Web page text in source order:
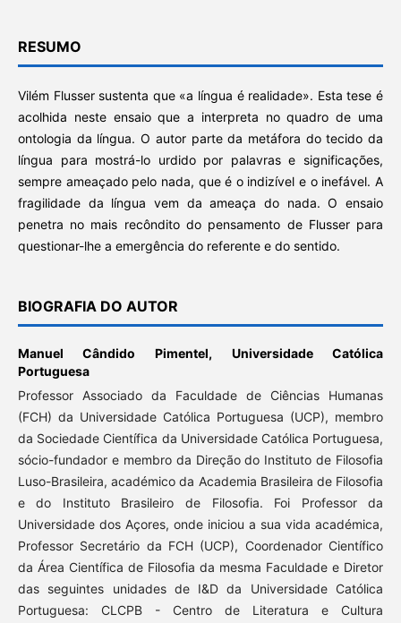
RESUMO
Vilém Flusser sustenta que «a língua é realidade». Esta tese é
acolhida neste ensaio que a interpreta no quadro de uma
ontologia da língua. O autor parte da metáfora do tecido da
língua para mostrá-lo urdido por palavras e significações,
sempre ameaçado pelo nada, que é o indizível e o inefável. A
fragilidade da língua vem da ameaça do nada. O ensaio
penetra no mais recôndito do pensamento de Flusser para
questionar-lhe a emergência do referente e do sentido.
BIOGRAFIA DO AUTOR
Manuel Cândido Pimentel, Universidade Católica
Portuguesa
Professor Associado da Faculdade de Ciências Humanas
(FCH) da Universidade Católica Portuguesa (UCP), membro
da Sociedade Científica da Universidade Católica Portuguesa,
sócio-fundador e membro da Direção do Instituto de Filosofia
Luso-Brasileira, académico da Academia Brasileira de Filosofia
e do Instituto Brasileiro de Filosofia. Foi Professor da
Universidade dos Açores, onde iniciou a sua vida académica,
Professor Secretário da FCH (UCP), Coordenador Científico
da Área Científica de Filosofia da mesma Faculdade e Diretor
das seguintes unidades de I&D da Universidade Católica
Portuguesa: CLCPB - Centro de Literatura e Cultura